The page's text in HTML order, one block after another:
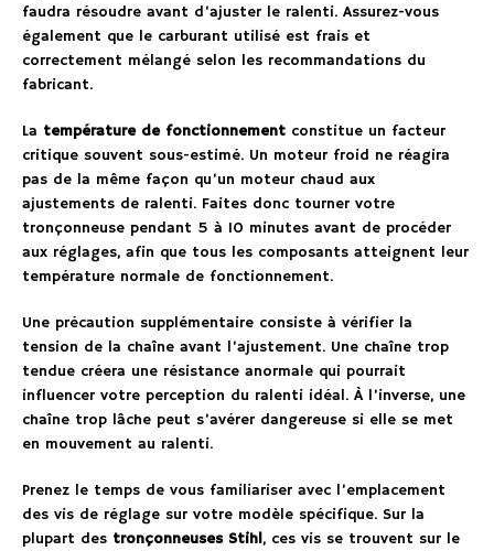
faudra résoudre avant d’ajuster le ralenti. Assurez-vous
également que le carburant utilisé est frais et
correctement mélangé selon les recommandations du
fabricant.
La température de fonctionnement constitue un facteur
critique souvent sous-estimé. Un moteur froid ne réagira
pas de la même façon qu’un moteur chaud aux
ajustements de ralenti. Faites donc tourner votre
tronçonneuse pendant 5 à 10 minutes avant de procéder
aux réglages, afin que tous les composants atteignent leur
température normale de fonctionnement.
Une précaution supplémentaire consiste à vérifier la
tension de la chaîne avant l’ajustement. Une chaîne trop
tendue créera une résistance anormale qui pourrait
influencer votre perception du ralenti idéal. À l’inverse, une
chaîne trop lâche peut s’avérer dangereuse si elle se met
en mouvement au ralenti.
Prenez le temps de vous familiariser avec l’emplacement
des vis de réglage sur votre modèle spécifique. Sur la
plupart des tronçonneuses Stihl, ces vis se trouvent sur le